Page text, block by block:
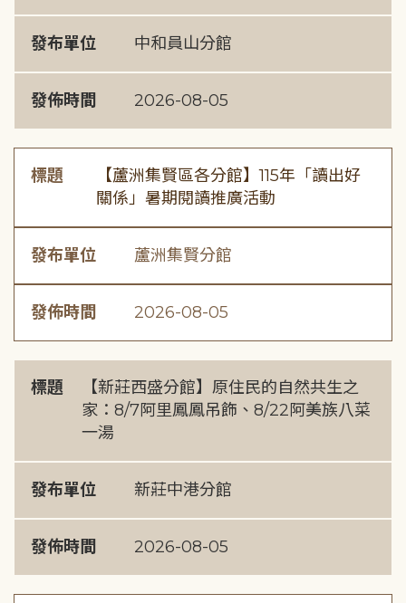
發布單位 中和員山分館
發佈時間 2026-08-05
標題
【蘆洲集賢區各分館】115年「讀出好
關係」暑期閱讀推廣活動
發布單位 蘆洲集賢分館
發佈時間 2026-08-05
標題
【新莊西盛分館】原住民的自然共生之
家：8/7阿里鳳鳳吊飾、8/22阿美族八菜
一湯
發布單位 新莊中港分館
發佈時間 2026-08-05